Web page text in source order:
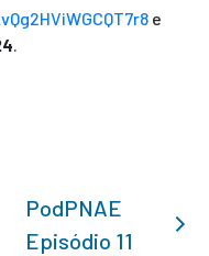
e
.
PodPNAE
Episódio 11